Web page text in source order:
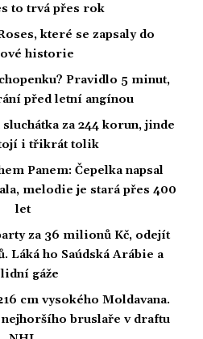
to trvá přes rok
které se zapsaly do
historie
Pravidlo 5 minut,
před letní angínou
za 244 korun, jinde
i třikrát tolik
Panem: Čepelka napsal
melodie je stará přes 400
let
za 36 milionů Kč, odejít
Láká ho Saúdská Arábie a
gáže
cm vysokého Moldavana.
bruslaře v draftu